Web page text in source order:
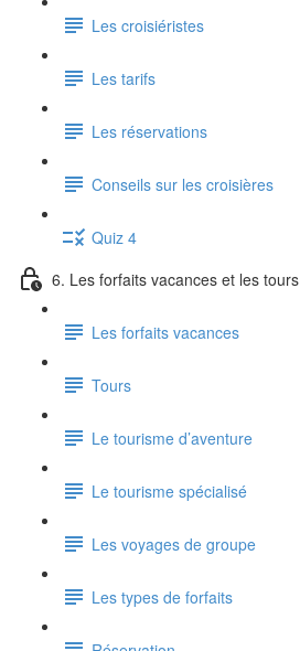
Les croisiéristes
Les tarifs
Les réservations
Conseils sur les croisières
Quiz 4
6. Les forfaits vacances et les tours
Les forfaits vacances
Tours
Le tourisme d’aventure
Le tourisme spécialisé
Les voyages de groupe
Les types de forfaits